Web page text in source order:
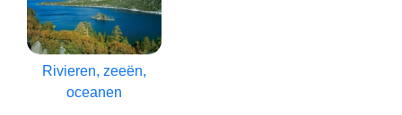
Rivieren, zeeën,
oceanen